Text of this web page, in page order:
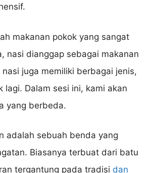
makanan pokok yang sangat
nasi dianggap sebagai makanan
juga memiliki berbagai jenis,
Dalam sesi ini, kami akan
yang berbeda.
adalah sebuah benda yang
Biasanya terbuat dari batu
tergantung pada tradisi dan